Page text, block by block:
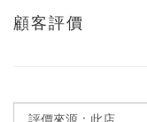
顧客評價